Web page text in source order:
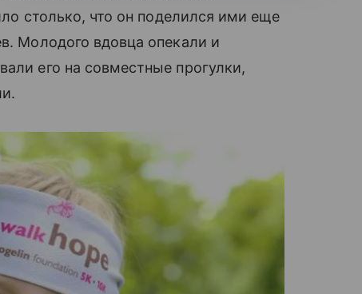
столько, что он поделился ими еще
Молодого вдовца опекали и
его на совместные прогулки,